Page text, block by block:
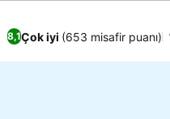
8,1Çok iyi (653 misafir puanı)